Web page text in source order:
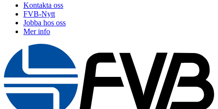
Kontakta oss
FVB-Nytt
Jobba hos oss
Mer info